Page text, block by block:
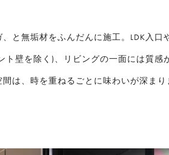
と無垢材をふんだんに施工。LDK入口
壁を除く)、リビングの一面には質感
は、時を重ねるごとに味わいが深まり